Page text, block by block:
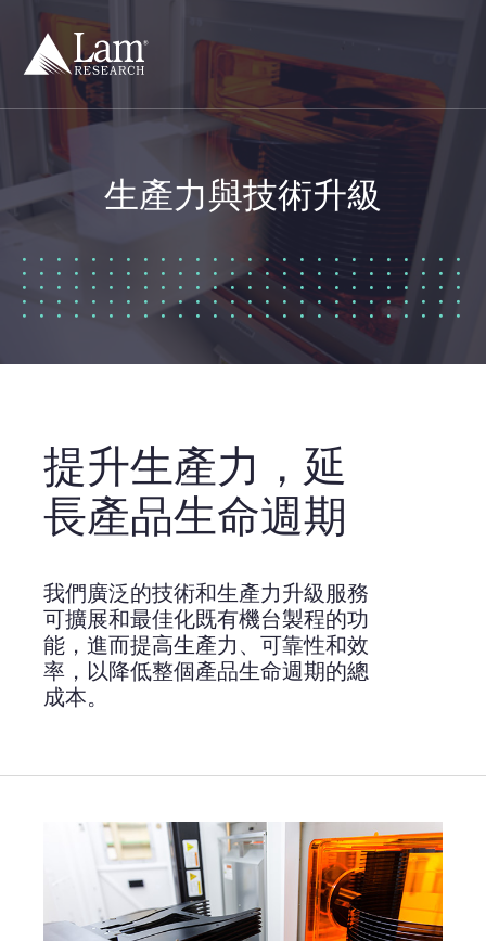
生產力與技術升級
提升生產力，延
長產品生命週期
我們廣泛的技術和生產力升級服務
可擴展和最佳化既有機台製程的功
能，進而提高生產力、可靠性和效
率，以降低整個產品生命週期的總
成本。